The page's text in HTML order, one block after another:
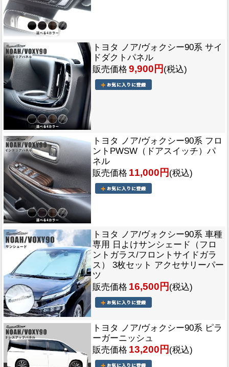
トヨタ ノア/ヴォクシー90系 サイ
ドダクトパネル
販売価格 9,900円 (税込)
トヨタ ノア/ヴォクシー90系 フロ
ントPWSW（ドアスイッチ）パ
ネル
販売価格 11,000円 (税込)
トヨタ ノア/ヴォクシー90系 車種
専用 日よけサンシェード（フロ
ントガラス/フロントサイドガラ
ス） 3枚セット アクセサリーパー
ツ
販売価格 16,500円 (税込)
トヨタ ノア/ヴォクシー90系 ピラ
ーガーニッシュ
販売価格 13,200円 (税込)